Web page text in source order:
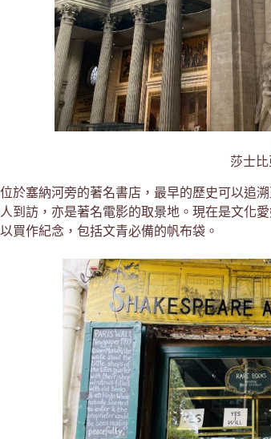
莎士比
位於塞納河旁的著名書店，最早的歷史可以追
人到訪，亦是著名電影的取景地。現在是文化
以買作紀念，包括文青必備的帆布袋。